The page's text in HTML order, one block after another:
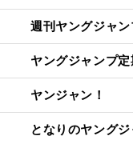
週刊ヤングジャン
ヤングジャンプ
ヤンジャン！
となりのヤング